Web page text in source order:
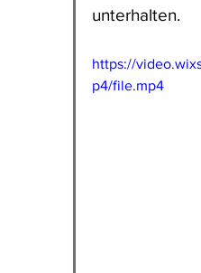
unterhalten.
https://
p4/file.mp4